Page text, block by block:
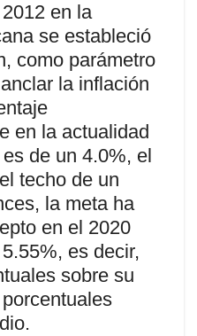
en la
se estableció
como parámetro
la inflación
en la actualidad
de un 4.0%, el
techo de un
la meta ha
en el 2020
es decir,
sobre su